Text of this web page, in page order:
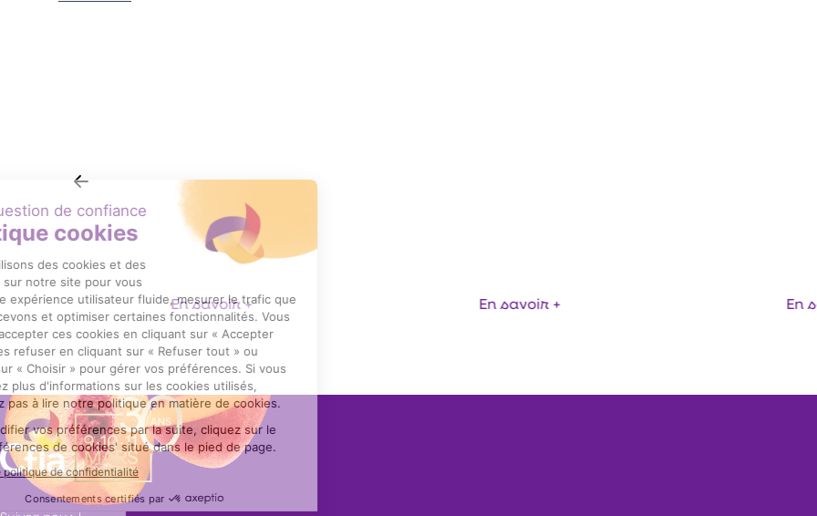
ETUI TABLETTES DE CHOCOLAT
En savoir + En savoir + En
Item
1
of
10